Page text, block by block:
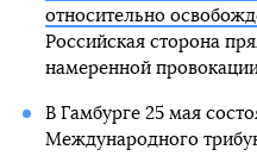
относительно
Российская сторона
намеренной
В Гамбурге 25 мая
Международного